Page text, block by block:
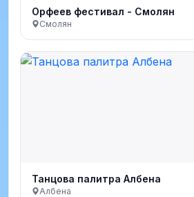
Орфеев фестивал - Смолян
Смолян
Танцова палитра Албена
Албена